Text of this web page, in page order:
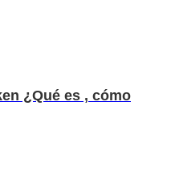
¿Qué es , cómo